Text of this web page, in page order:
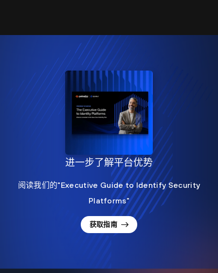
进一步了解平台优势
阅读我们的"Executive Guide to Identify Security
Platforms"
获取指南